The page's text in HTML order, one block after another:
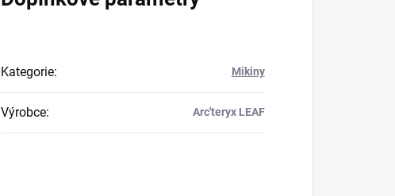
Kategorie: Mikiny
Výrobce: Arc'teryx LEAF